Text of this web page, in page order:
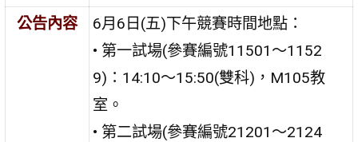
公告內容
6月6日(五)下午競賽時間地點：
• 第一試場(參賽編號11501～1152
9)：14:10～15:50(雙科)，M105教
室。
• 第二試場(參賽編號21201～2124